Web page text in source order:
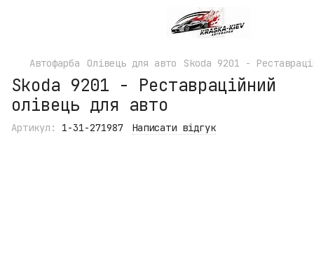
Автофарба Олівець для авто Skoda 9201 -
Skoda 9201 - Реставраційний
олівець для авто
Артикул: 1-31-271987 Написати відгук